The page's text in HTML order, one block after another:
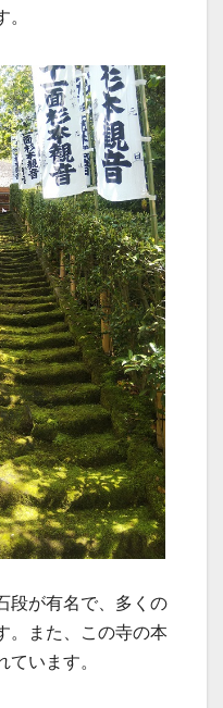
段が有名で、多くの
。また、この寺の本
います。